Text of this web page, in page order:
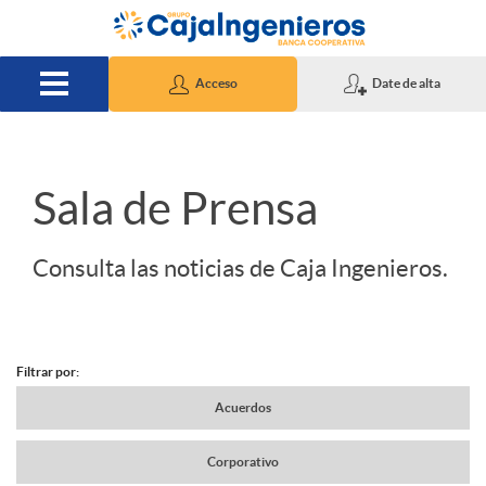
Saltar al contenido principal
Acceso Date de alta
S
Sala de Prensa
Consulta las noticias de Caja Ingenieros.
N
Filtrar por:
Acuerdos
Corporativo